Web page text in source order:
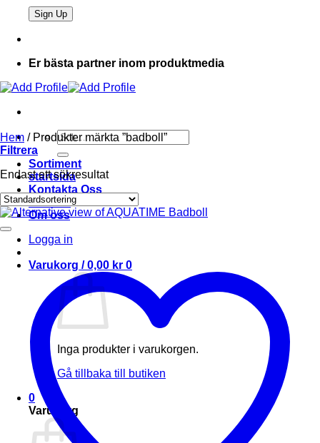
Er bästa partner inom produktmedia
Sök
efter:
Sortiment
startsida
Kontakta Oss
Ordlista
Om oss
Logga in
Varukorg /0,00 kr 0
Inga produkter i varukorgen.
Gå tillbaka till butiken
0
Varukorg
Hem /Produkter märkta ”badboll”
Filtrera
Endast ett sökresultat